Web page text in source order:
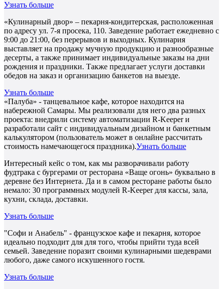
Узнать больше
«Кулинарный двор» – пекарня-кондитерская, расположенная
по адресу ул. 7-я просека, 110. Заведение работает ежедневно с
9:00 до 21:00, без перерывов и выходных. Кулинария
выставляет на продажу мучную продукцию и разнообразные
десерты, а также принимает индивидуальные заказы на дни
рождения и праздники. Также предлагает услуги доставки
обедов на заказ и организацию банкетов на выезде.
Узнать больше
«Палуба» - танцевальное кафе, которое находится на
набережной Самары. Мы реализовали для него два разных
проекта: внедрили систему автоматизации R-Keeper и
разработали сайт с индивидуальным дизайном и банкетным
калькулятором (пользователь может в онлайне рассчитать
стоимость намечающегося праздника).Узнать больше
Интересный кейс о том, как мы разворачивали работу
фудтрака с бургерами от ресторана «Ваще огонь» буквально в
деревне без Интернета. Да и в самом ресторане работы было
немало: 30 программных модулей R-Keeper для кассы, зала,
кухни, склада, доставки.
Узнать больше
"Софи и Анабель" - французское кафе и пекарня, которое
идеально подходит для для того, чтобы прийти туда всей
семьей. Заведение поразит своими кулинарными шедеврами
любого, даже самого искушенного гостя.
Узнать больше